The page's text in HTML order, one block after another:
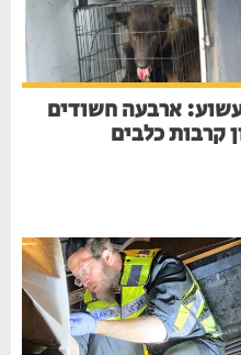
ארבעה חשודים
קרבות כלבים